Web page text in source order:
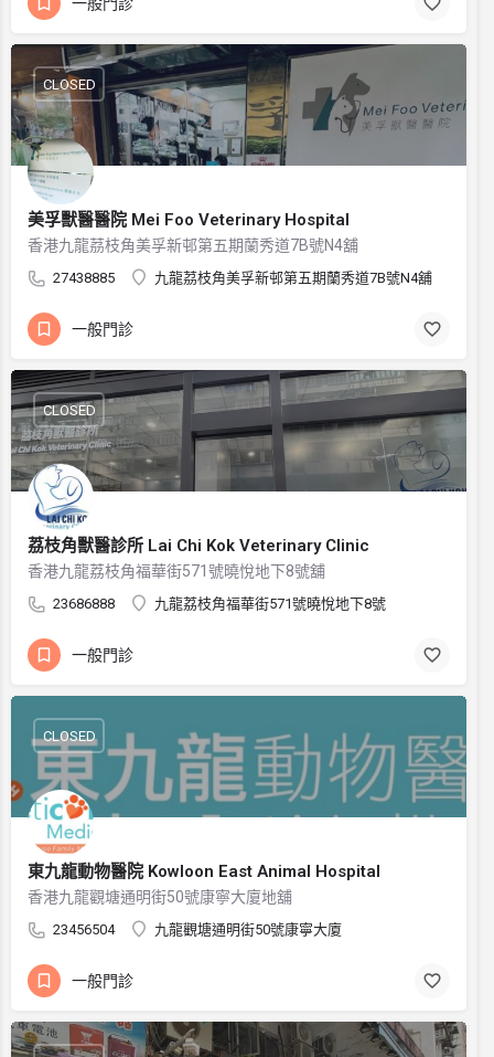
美孚獸醫醫院 Mei Foo Veterinary Hospital
香港九龍茘枝角美孚新邨第五期蘭秀道7B號N4舖
27438885 九龍茘枝角美孚新邨第五期蘭秀道7B號N4舖
CLOSED
一般門診
荔枝角獸醫診所 Lai Chi Kok Veterinary Clinic
香港九龍荔枝角福華街571號曉悅地下8號舖
23686888 九龍荔枝角福華街571號曉悅地下8號
CLOSED
一般門診
東九龍動物醫院 Kowloon East Animal Hospital
香港九龍觀塘通明街50號康寧大廈地舖
23456504 九龍觀塘通明街50號康寧大廈
CLOSED
一般門診